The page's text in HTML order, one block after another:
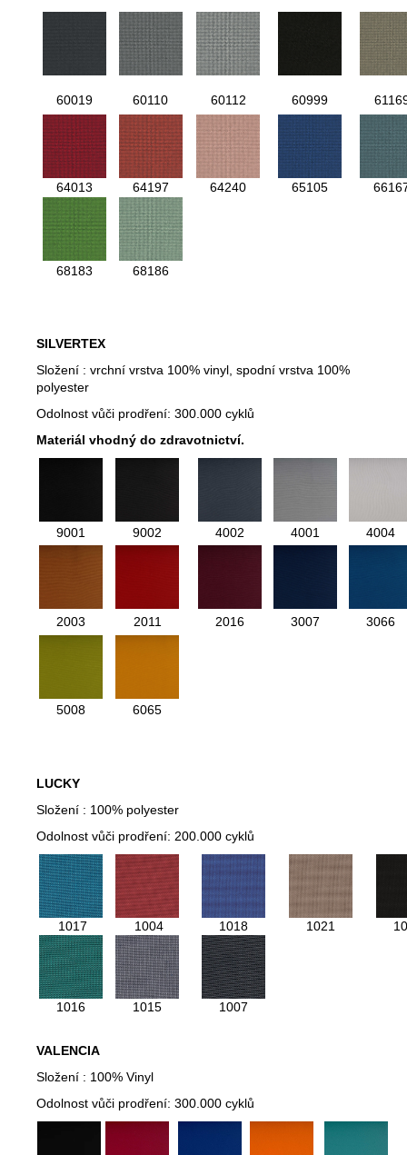
60019 60110 60112 60999
64013 64197 64240 65105
68183 68186
SILVERTEX
Složení : vrchní vrstva 100% vinyl, spodní vrstva 100%
polyester
Odolnost vůči prodření: 300.000 cyklů
Materiál vhodný do zdravotnictví.
9001 9002 4002 4001 4004
2003 2011 2016 3007 3066
5008 6065
LUCKY
Složení : 100% polyester
Odolnost vůči prodření: 200.000 cyklů
1017 1004 1018 1021
1016 1015 1007
VALENCIA
Složení : 100% Vinyl
Odolnost vůči prodření: 300.000 cyklů